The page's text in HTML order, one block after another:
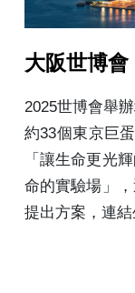
島夢洲，面積
大小！主題為
打造「未來生
來社會的課題